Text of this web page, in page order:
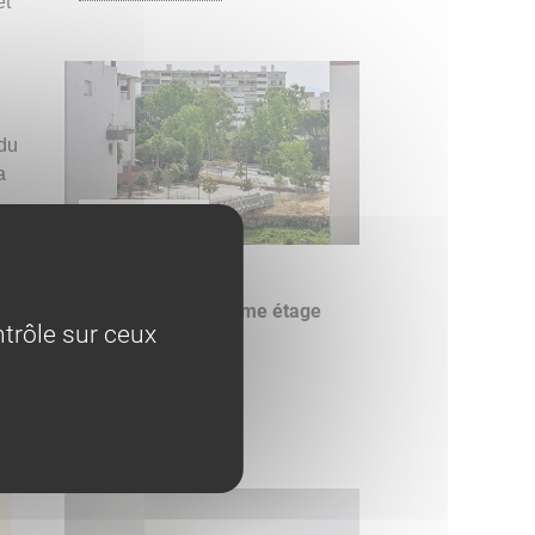
F2 neuf à louer 3ème étage
secteur résidenc...
sur ceux